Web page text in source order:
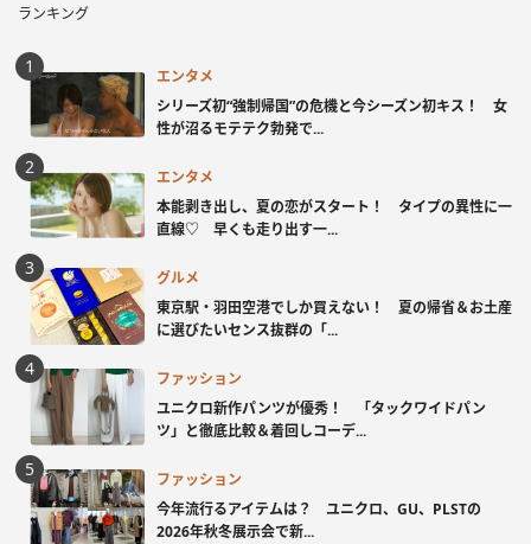
ランキング
エンタメ
シリーズ初“強制帰国”の危機と今シーズン初キス！ 女
性が沼るモテテク勃発で...
エンタメ
本能剥き出し、夏の恋がスタート！ タイプの異性に一
直線♡ 早くも走り出す一...
グルメ
東京駅・羽田空港でしか買えない！ 夏の帰省＆お土産
に選びたいセンス抜群の「...
ファッション
ユニクロ新作パンツが優秀！ 「タックワイドパン
ツ」と徹底比較＆着回しコーデ...
ファッション
今年流行るアイテムは？ ユニクロ、GU、PLSTの
2026年秋冬展示会で新...